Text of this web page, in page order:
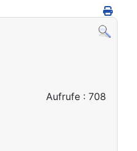
Aufrufe : 708